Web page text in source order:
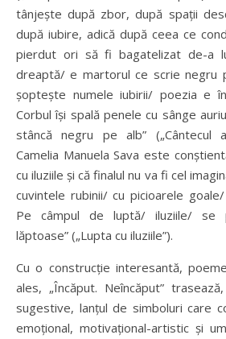
tânjește după zbor, după spații
după iubire, adică după ceea ce
pierdut ori să fi bagatelizat de-a
dreaptă/ e martorul ce scrie negru
șoptește numele iubirii/ poezia e
Corbul își spală penele cu sânge
stâncă negru pe alb” („Cântecul
Camelia Manuela Sava este
cu iluziile și că finalul nu va fi cel
cuvintele rubinii/ cu picioarele
Pe câmpul de luptă/ iluziile/ se
lăptoase” („Lupta cu iluziile”).
Cu o construcție interesantă,
ales, „Încăput. Neîncăput”
sugestive, lanțul de simboluri care
emoțional, motivațional-artistic și